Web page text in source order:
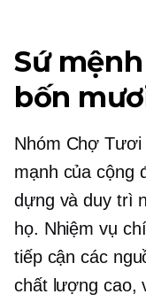
Sứ
bốn
Nhóm Chợ
mạnh của cộng
dựng và duy trì
họ. Nhiệm vụ
tiếp cận các
chất lượng cao,